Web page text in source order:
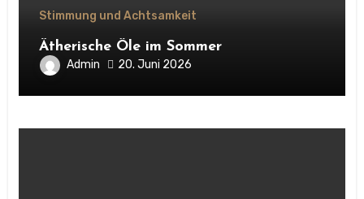
Stimmung und Achtsamkeit
Ätherische Öle im Sommer
Admin 20. Juni 2026